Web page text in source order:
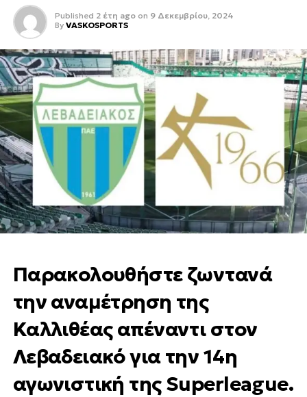
Published 2 έτη ago on 9 Δεκεμβρίου, 2024
By VASKOSPORTS
Παρακολουθήστε ζωντανά
την αναμέτρηση της
Καλλιθέας απέναντι στον
Λεβαδειακό για την 14η
αγωνιστική της Superleague.